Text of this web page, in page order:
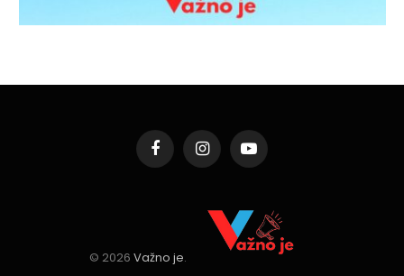
FacebookInstagramYouTube
© 2026 Važno je.